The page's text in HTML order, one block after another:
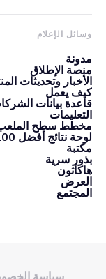
وسائل الإعلام
مدونة
منصة الإطلاق
الأخبار وتحديثات
كيف يعمل
قاعدة بيانات
التعليمات
مخطط سطح الملعب
لوحة نتائج أفضل 100 شركة ناشئة
مكتبة
بذور سرية
هاكاثون
العرض
المجتمع